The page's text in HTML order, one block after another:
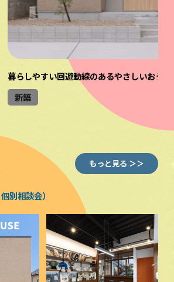
動線のあるやさしいおうち：敦賀市
別相談会）
もっと見る ＞＞